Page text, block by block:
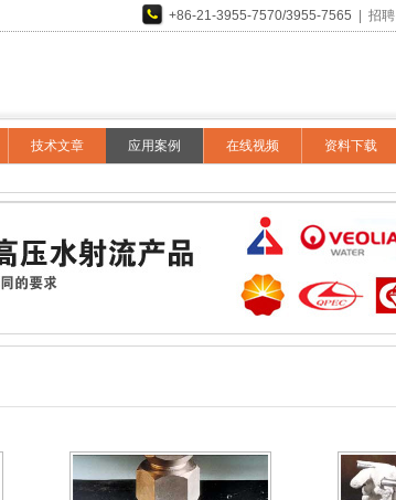
+86-21-3955-7570/3955-7565 招聘
技术文章 应用案例 在线视频 资料下载